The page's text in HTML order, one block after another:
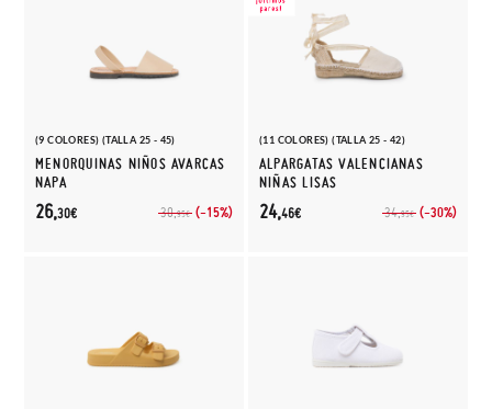
(9 COLORES) (TALLA 25 - 45)
MENORQUINAS NIÑOS AVARCAS
NAPA
30,95€ (-15%)
26,30€
(11 COLORES) (TALLA 25 - 42)
ALPARGATAS VALENCIANAS
NIÑAS LISAS
34,95€ (-30%)
24,46€